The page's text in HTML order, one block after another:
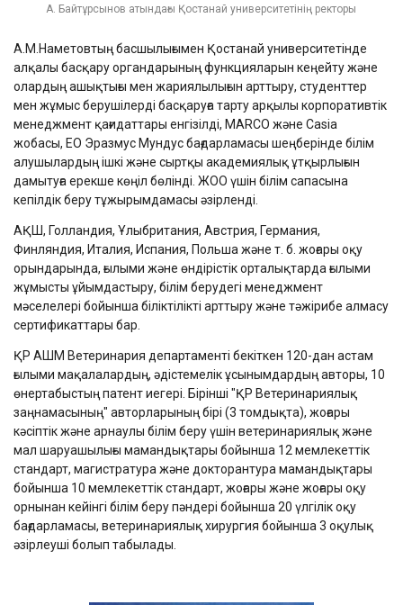
А. Байтұрсынов атындағы Қостанай университетінің ректоры
А.М.Наметовтың басшылығымен Қостанай университетінде
алқалы басқару органдарының функцияларын кеңейту және
олардың ашықтығы мен жариялылығын арттыру, студенттер
мен жұмыс берушілерді басқаруға тарту арқылы корпоративтік
менеджмент қағидаттары енгізілді, MARCO және Casia
жобасы, ЕО Эразмус Мундус бағдарламасы шеңберінде білім
алушылардың ішкі және сыртқы академиялық ұтқырлығын
дамытуға ерекше көңіл бөлінді. ЖОО үшін білім сапасына
кепілдік беру тұжырымдамасы әзірленді.
АҚШ, Голландия, Ұлыбритания, Австрия, Германия,
Финляндия, Италия, Испания, Польша және т. б. жоғары оқу
орындарында, ғылыми және өндірістік орталықтарда ғылыми
жұмысты ұйымдастыру, білім берудегі менеджмент
мәселелері бойынша біліктілікті арттыру және тәжірибе алмасу
сертификаттары бар.
ҚР АШМ Ветеринария департаменті бекіткен 120-дан астам
ғылыми мақалалардың, әдістемелік ұсынымдардың авторы, 10
өнертабыстың патент иегері. Бірінші "ҚР Ветеринариялық
заңнамасының" авторларының бірі (3 томдықта), жоғары
кәсіптік және арнаулы білім беру үшін ветеринариялық және
мал шаруашылығы мамандықтары бойынша 12 мемлекеттік
стандарт, магистратура және докторантура мамандықтары
бойынша 10 мемлекеттік стандарт, жоғары және жоғары оқу
орнынан кейінгі білім беру пәндері бойынша 20 үлгілік оқу
бағдарламасы, ветеринариялық хирургия бойынша 3 оқулық
әзірлеуші болып табылады.